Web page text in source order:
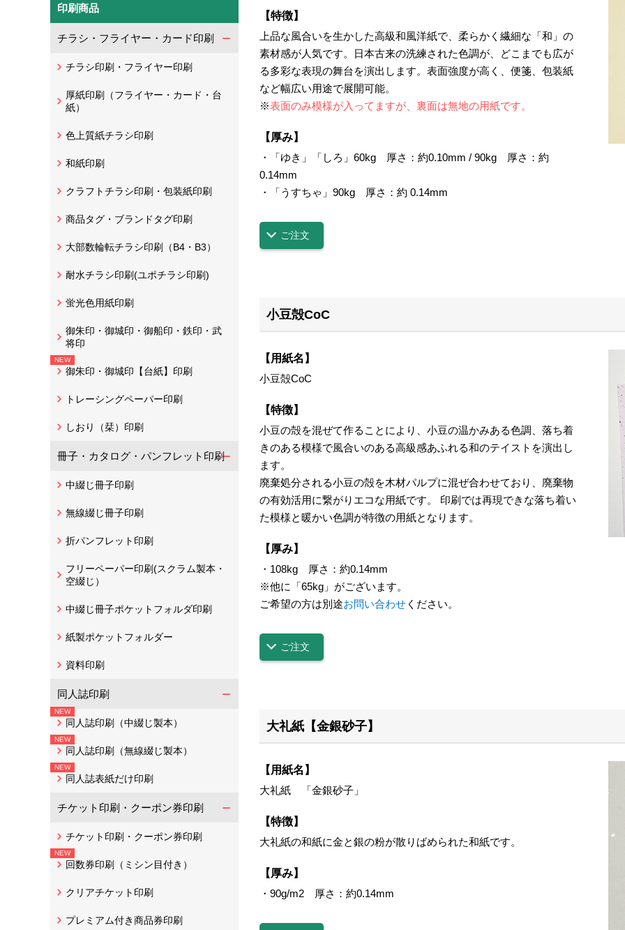
印刷商品
チラシ・フライヤー・カード印刷
チラシ印刷・フライヤー印刷
厚紙印刷（フライヤー・カード・台
紙）
色上質紙チラシ印刷
和紙印刷
クラフトチラシ印刷・包装紙印刷
商品タグ・ブランドタグ印刷
大部数輪転チラシ印刷（B4・B3）
耐水チラシ印刷(ユポチラシ印刷)
蛍光色用紙印刷
御朱印・御城印・御船印・鉄印・武
将印
御朱印・御城印【台紙】印刷
トレーシングペーパー印刷
しおり（栞）印刷
冊子・カタログ・パンフレット印刷
中綴じ冊子印刷
無線綴じ冊子印刷
折パンフレット印刷
フリーペーパー印刷(スクラム製本・
空綴じ）
中綴じ冊子ポケットフォルダ印刷
紙製ポケットフォルダー
資料印刷
同人誌印刷
同人誌印刷（中綴じ製本）
同人誌印刷（無線綴じ製本）
同人誌表紙だけ印刷
チケット印刷・クーポン券印刷
チケット印刷・クーポン券印刷
回数券印刷（ミシン目付き）
クリアチケット印刷
プレミアム付き商品券印刷
【特徴】
上品な風合いを生かした高級和風洋紙で、柔らかく繊細な「和」の
素材感が人気です。日本古来の洗練された色調が、どこまでも広が
る多彩な表現の舞台を演出します。表面強度が高く、便箋、包装紙
など幅広い用途で展開可能。
※表面のみ模様が入ってますが、裏面は無地の用紙です。
【厚み】
・「ゆき」「しろ」60kg 厚さ：約0.10mm / 90kg 厚さ：約
0.14mm
・「うすちゃ」90kg 厚さ：約 0.14mm
ご注文
小豆殻CoC
【用紙名】
小豆殻CoC
【特徴】
小豆の殻を混ぜて作ることにより、小豆の温かみある色調、落ち着
きのある模様で風合いのある高級感あふれる和のテイストを演出し
ます。
廃棄処分される小豆の殻を木材パルプに混ぜ合わせており、廃棄物
の有効活用に繋がりエコな用紙です。 印刷では再現できな落ち着い
た模様と暖かい色調が特徴の用紙となります。
【厚み】
・108kg 厚さ：約0.14mm
※他に「65kg」がございます。
ご希望の方は別途お問い合わせ ください。
ご注文
大礼紙【金銀砂子】
【用紙名】
大礼紙 「金銀砂子」
【特徴】
大礼紙の和紙に金と銀の粉が散りばめられた和紙です。
【厚み】
・90g/m2 厚さ：約0.14mm